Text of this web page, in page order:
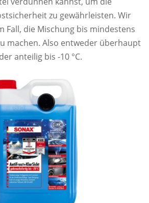
zu gewährleisten. Wir
Fall, die Mischung bis mindestens
machen. Also entweder überhaupt
anteilig bis -10 °C.